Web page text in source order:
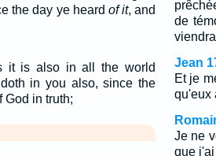
the day ye heard of it, and
it is also in all the world
in you also, since the
God in truth;
de
Jean
Et je
qu'eux
Je ne
que